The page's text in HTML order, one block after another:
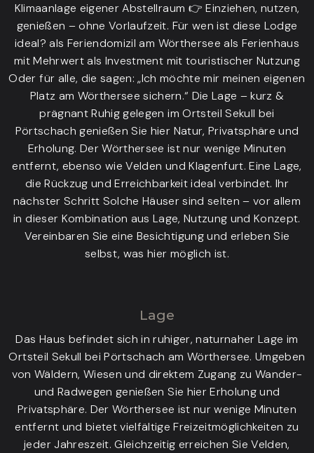
Klimaanlage eigener Abstellraum 👉 Einziehen, nutzen,
genießen – ohne Vorlaufzeit. Für wen ist diese Lodge
ideal? als Feriendomizil am Wörthersee als Ferienhaus
mit Mehrwert als Investment mit touristischer Nutzung
Oder für alle, die sagen: „Ich möchte mir meinen eigenen
Platz am Wörthersee sichern.“ Die Lage – kurz &
prägnant Ruhig gelegen im Ortsteil Sekull bei
Pörtschach genießen Sie hier Natur, Privatsphäre und
Erholung. Der Wörthersee ist nur wenige Minuten
entfernt, ebenso wie Velden und Klagenfurt. Eine Lage,
die Rückzug und Erreichbarkeit ideal verbindet. Ihr
nächster Schritt Solche Häuser sind selten – vor allem
in dieser Kombination aus Lage, Nutzung und Konzept.
Vereinbaren Sie eine Besichtigung und erleben Sie
selbst, was hier möglich ist.
Lage
Das Haus befindet sich in ruhiger, naturnaher Lage im
Ortsteil Sekull bei Pörtschach am Wörthersee. Umgeben
von Wäldern, Wiesen und direktem Zugang zu Wander-
und Radwegen genießen Sie hier Erholung und
Privatsphäre. Der Wörthersee ist nur wenige Minuten
entfernt und bietet vielfältige Freizeitmöglichkeiten zu
jeder Jahreszeit. Gleichzeitig erreichen Sie Velden,